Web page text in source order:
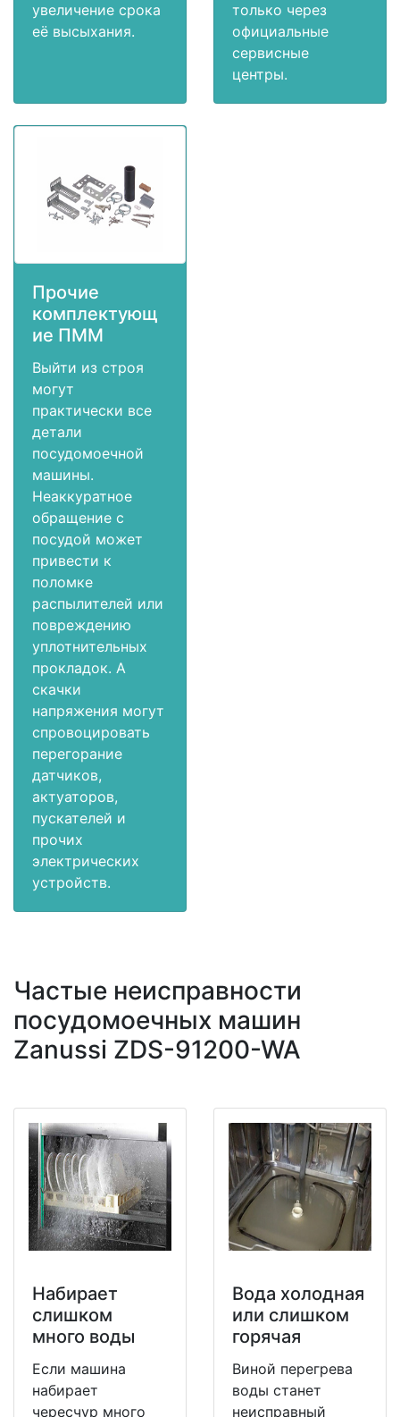
увеличение срока
её высыхания.
только через
официальные
сервисные
центры.
Прочие
комплектующ
ие ПММ
Выйти из строя
могут
практически все
детали
посудомоечной
машины.
Неаккуратное
обращение с
посудой может
привести к
поломке
распылителей или
повреждению
уплотнительных
прокладок. А
скачки
напряжения могут
спровоцировать
перегорание
датчиков,
актуаторов,
пускателей и
прочих
электрических
устройств.
Частые неисправности
посудомоечных машин
Zanussi ZDS-91200-WA
Набирает
слишком
много воды
Если машина
набирает
чересчур много
Вода холодная
или слишком
горячая
Виной перегрева
воды станет
неисправный